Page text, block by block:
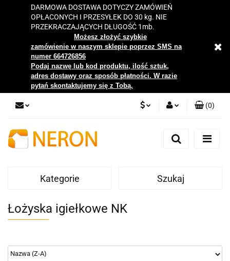
DARMOWA DOSTAWA DOTYCZY ZAMÓWIEŃ
OPŁACONYCH I PRZESYŁEK DO 30 kg. NIE
PRZEKRACZAJĄCYCH DŁUGOŚĆ 1mb.
Możesz złożyć szybkie
zamówienie w naszym sklepie poprzez SMS na
numer 664726856
Podaj nazwę lub kod produktu, ilość sztuk,
adres dostawy oraz sposób płatności. W razie
pytań skontaktujemy się z Tobą.
Zaloguj się
Zgody cookies
(0)
Kategorie Szukaj
Łożyska igiełkowe NK